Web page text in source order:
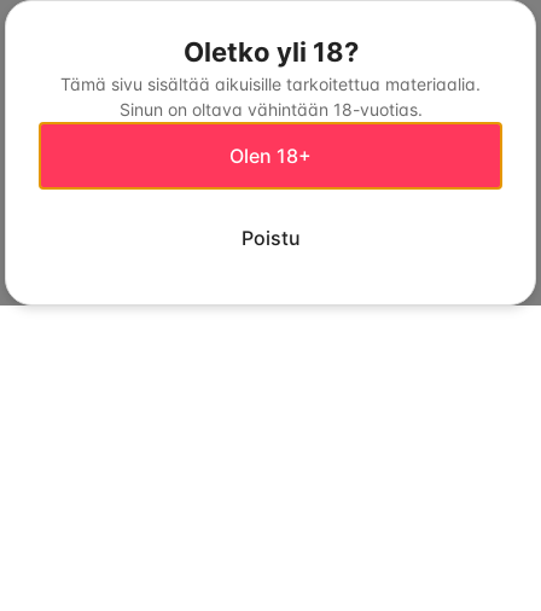
Oletko yli 18?
Tämä sivu sisältää aikuisille tarkoitettua materiaalia.
Sinun on oltava vähintään 18-vuotias.
Olen 18+
Poistu